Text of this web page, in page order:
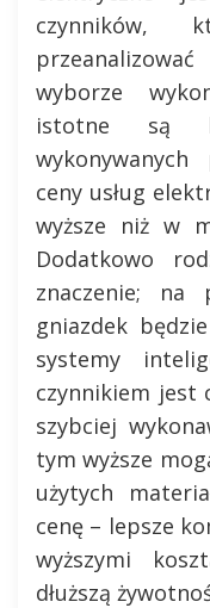
czynników,
wyborze
istotne są
ceny usług
wyższe niż w
Dodatkowo
znaczenie; na
gniazdek
systemy
czynnikiem jest
szybciej
tym wyższe
użytych
cenę – lepsze
wyższymi
dłuższą